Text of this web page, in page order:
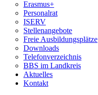
Erasmus+
Personalrat
ISERV
Stellenangebote
Freie Ausbildungsplätze
Downloads
Telefonverzeichnis
BBS im Landkreis
Aktuelles
Kontakt